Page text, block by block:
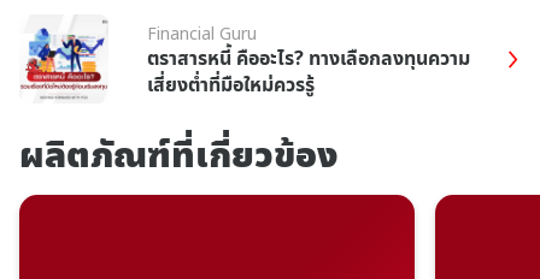
Financial Guru
ตราสารหนี้ คืออะไร? ทางเลือกลงทุนความ
เสี่ยงต่ำที่มือใหม่ควรรู้
ผลิตภัณฑ์ที่เกี่ยวข้อง